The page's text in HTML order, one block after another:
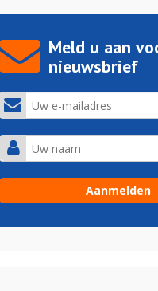
Meld u aan
nieuwsbrief